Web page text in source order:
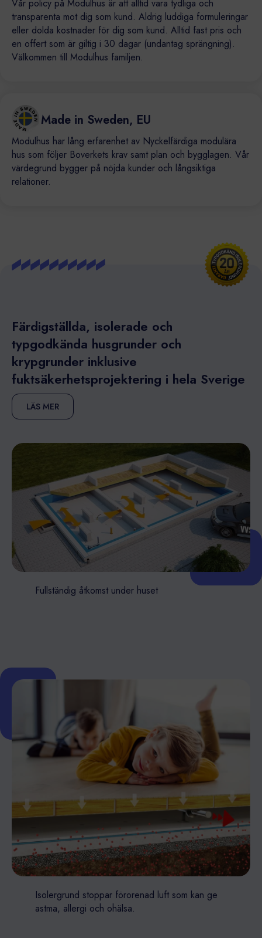
Vår policy på Modulhus är att alltid vara tydliga och
transparenta mot dig som kund. Aldrig luddiga formuleringar
eller dolda kostnader för dig som kund. Alltid fast pris och
en offert som är giltig i 30 dagar (undantag sprängning).
Välkommen till Modulhus familjen.
Made in Sweden, EU
Modulhus har lång erfarenhet av Nyckelfärdiga modulära
hus som följer Boverkets krav samt plan och bygglagen. Vår
värdegrund bygger på nöjda kunder och långsiktiga
relationer.
Färdigställda, isolerade och
typgodkända husgrunder och
krypgrunder inklusive
fuktsäkerhetsprojektering i hela Sverige
LÄS MER
Fullständig åtkomst under huset
Isolergrund stoppar förorenad luft som kan ge
astma, allergi och ohälsa.